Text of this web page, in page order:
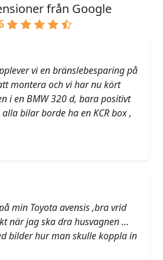
från Google
vi en bränslebesparing på
montera och vi har nu kört
i en BMW 320 d, bara positivt
bilar borde ha en KCR box ,
min Toyota avensis ,bra vrid
när jag ska dra husvagnen …
bilder hur man skulle koppla in